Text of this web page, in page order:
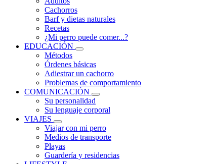
Cachorros
Barf y dietas naturales
Recetas
¿Mi perro puede comer...?
EDUCACIÓN
Métodos
Órdenes básicas
Adiestrar un cachorro
Problemas de comportamiento
COMUNICACIÓN
Su personalidad
Su lenguaje corporal
VIAJES
Viajar con mi perro
Medios de transporte
Playas
Guardería y residencias